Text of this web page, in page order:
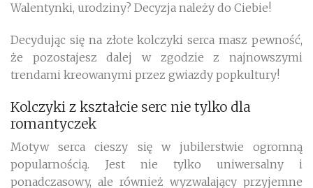
Walentynki, urodziny? Decyzja należy do Ciebie!
Decydując się na złote kolczyki serca masz pewność,
że pozostajesz dalej w zgodzie z najnowszymi
trendami kreowanymi przez gwiazdy popkultury!
Kolczyki z kształcie serc nie tylko dla
romantyczek
Motyw serca cieszy się w jubilerstwie ogromną
popularnością. Jest nie tylko uniwersalny i
ponadczasowy, ale również wyzwalający przyjemne